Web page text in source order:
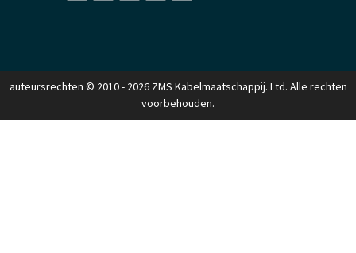
auteursrechten © 2010 - 2026 ZMS Kabelmaatschappij. Ltd. Alle rechten
voorbehouden.